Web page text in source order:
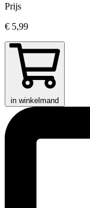
Prijs
€ 5,99
in winkelmand